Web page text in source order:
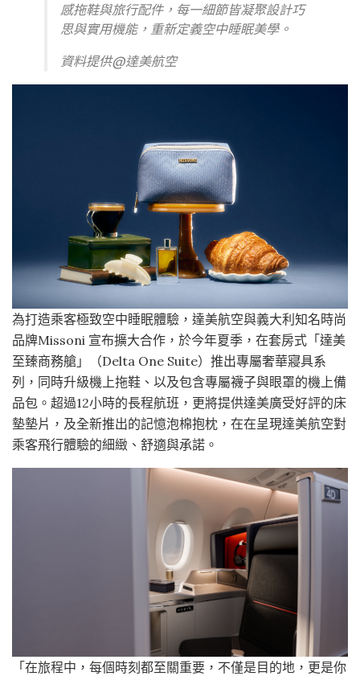
感拖鞋與旅行配件，每一細節皆凝聚設計巧
思與實用機能，重新定義空中睡眠美學。
資料提供@達美航空
為打造乘客極致空中睡眠體驗，達美航空與義大利知名時尚
品牌Missoni 宣布擴大合作，於今年夏季，在套房式「達美
至臻商務艙」（Delta One Suite）推出專屬奢華寢具系
列，同時升級機上拖鞋、以及包含專屬襪子與眼罩的機上備
品包。超過12小時的長程航班，更將提供達美廣受好評的床
墊墊片，及全新推出的記憶泡棉抱枕，在在呈現達美航空對
乘客飛行體驗的細緻、舒適與承諾。
「在旅程中，每個時刻都至關重要，不僅是目的地，更是你